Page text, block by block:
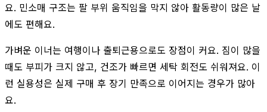
요. 민소매 구조는 팔 부위 움직임을 막지 않아 활동량이 많은 날
에도 편해요.
가벼운 이너는 여행이나 출퇴근용으로도 장점이 커요. 짐이 많을
때도 부피가 크지 않고, 건조가 빠르면 세탁 회전도 쉬워져요. 이
런 실용성은 실제 구매 후 장기 만족으로 이어지는 경우가 많아
요.